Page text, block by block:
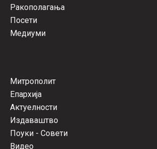
Ракополагања
Посети
Медиуми
Митрополит
Епархија
Актуелности
Издаваштво
Поуки - Совети
Видео